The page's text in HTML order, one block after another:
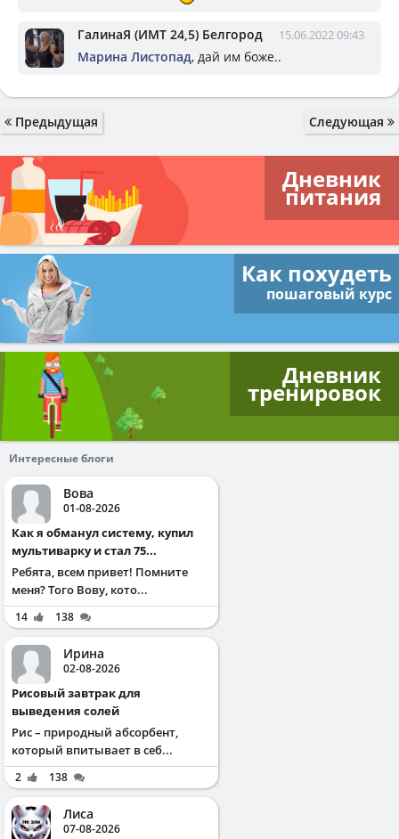
ГалинаЯ (ИМТ 24,5) Белгород 15.06.2022 09:43
Марина Листопад, дай им боже..
Предыдущая Следующая
Дневник
питания
Как похудеть
пошаговый курс
Дневник
тренировок
Интересные блоги
Вова
01-08-2026
Как я обманул систему, купил
мультиварку и стал 75...
Ребята, всем привет! Помните
меня? Того Вову, кото...
14 138
Ирина
02-08-2026
Рисовый завтрак для
выведения солей
Рис – природный абсорбент,
который впитывает в себ...
2 138
Лиса
07-08-2026